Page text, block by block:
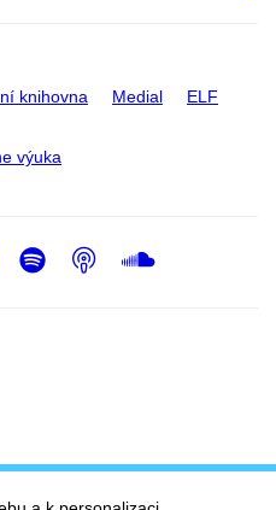
knihovna Medial ELF
výuka
Youtube
Spotify
Podcast